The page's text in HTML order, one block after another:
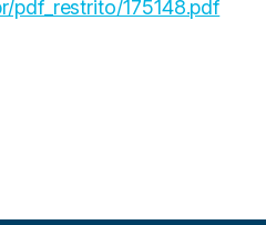
pdf_restrito/175148.pdf